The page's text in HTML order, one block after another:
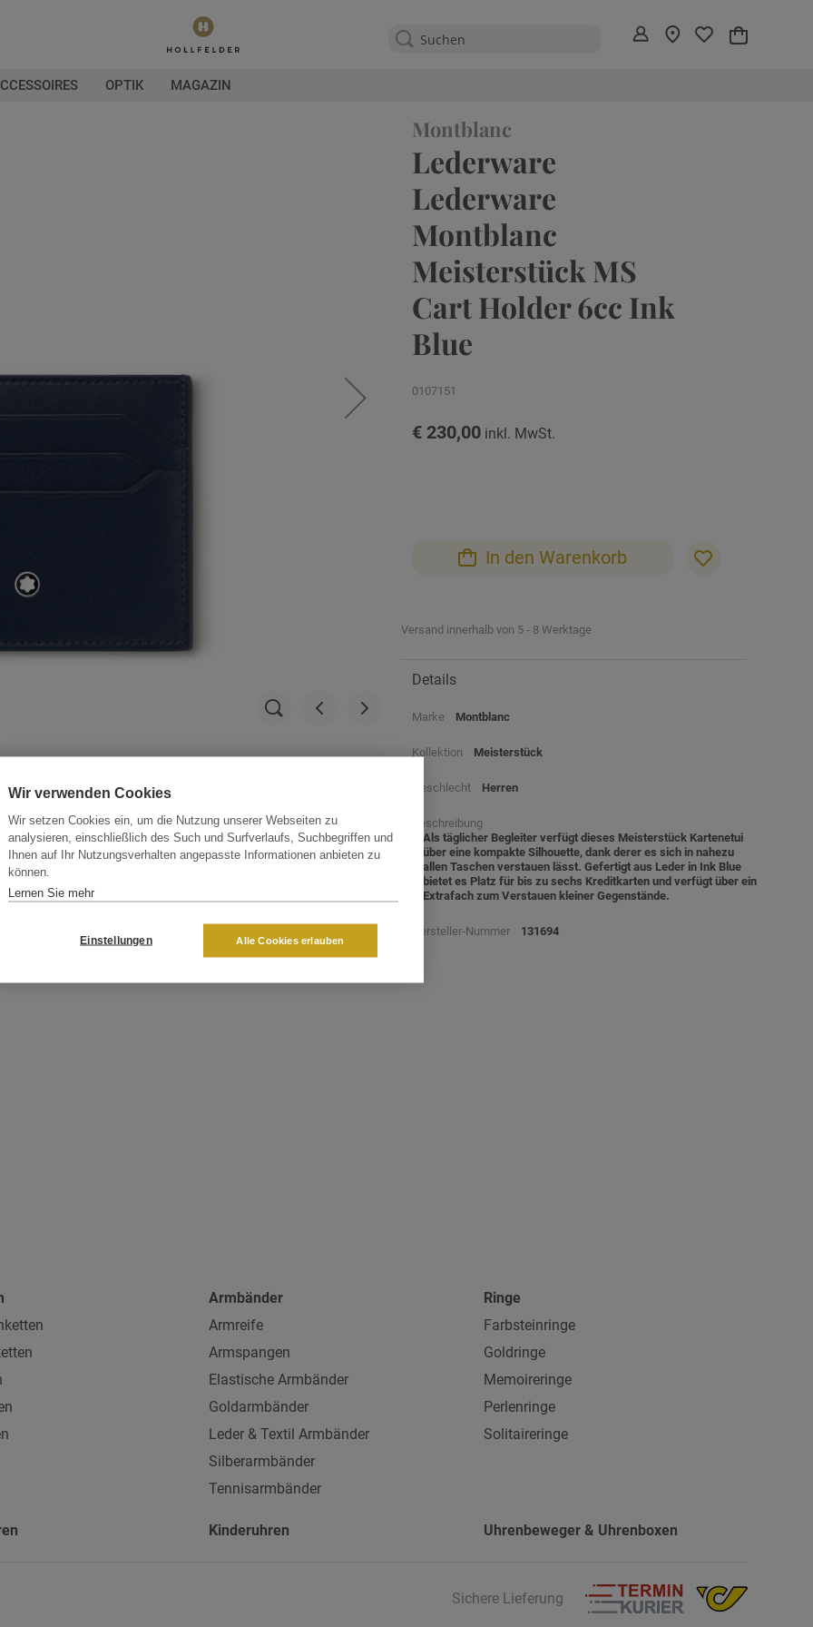
Mein
OPTIK MAGAZIN
Montblanc
Lederware
Lederware
Montblanc
Meisterstück MS
Cart Holder 6cc Ink
Blue
0107151
€ 230,00
In den Warenkorb
Versand innerhalb von 5 - 8 Werktage
Details
Marke Montblanc
Kollektion Meisterstück
Geschlecht Herren
Beschreibung
Als täglicher Begleiter verfügt dieses Meisterstück Kartenetui
über eine kompakte Silhouette, dank derer es sich in nahezu
allen Taschen verstauen lässt. Gefertigt aus Leder in Ink Blue
bietet es Platz für bis zu sechs Kreditkarten und verfügt über ein
Extrafach zum Verstauen kleiner Gegenstände.
Hersteller-Nummer 131694
Armbänder
Armreife
Armspangen
Elastische Armbänder
Goldarmbänder
Leder & Textil Armbänder
Silberarmbänder
Tennisarmbänder
Ringe
Farbsteinringe
Goldringe
Memoireringe
Perlenringe
Solitaireringe
Kinderuhren Uhrenbeweger & Uhrenboxen
Sichere Lieferung
Wir verwenden Cookies
Wir setzen Cookies ein, um die Nutzung unserer Webseiten zu
analysieren, einschließlich des Such und Surfverlaufs, Suchbegriffen und
Ihnen auf Ihr Nutzungsverhalten angepasste Informationen anbieten zu
können.
Lernen Sie mehr
Einstellungen Alle Cookies erlauben